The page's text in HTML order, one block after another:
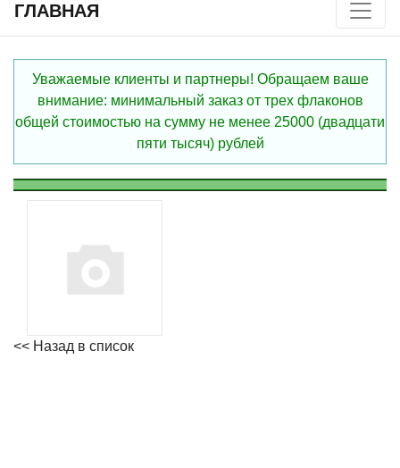
ГЛАВНАЯ
Уважаемые клиенты и партнеры! Обращаем ваше
внимание: минимальный заказ от трех флаконов
общей стоимостью на сумму не менее 25000 (двадцати
пяти тысяч) рублей
<< Назад в список